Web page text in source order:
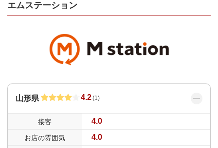
エムステーション
山形県 4.2(1)
接客 4.0
お店の雰囲気 4.0